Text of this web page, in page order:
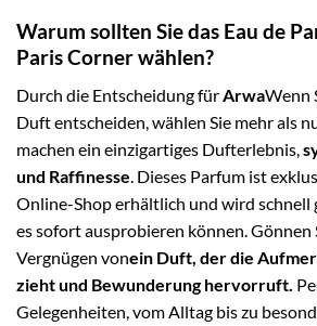
Warum sollten Sie das Eau de
Paris Corner wählen?
Durch die Entscheidung für ArwaWenn
Duft entscheiden, wählen Sie mehr als
machen ein einzigartiges Dufterlebnis,
und Raffinesse . Dieses Parfum ist
Online-Shop erhältlich und wird schnell
es sofort ausprobieren können. Gönnen
Vergnügen vonein Duft, der die
zieht und Bewunderung hervorruft.
Gelegenheiten, vom Alltag bis zu